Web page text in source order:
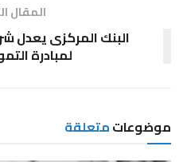
المقال
البنك المركزى يعدل
لمبادرة
موضوعاتمتعلقة